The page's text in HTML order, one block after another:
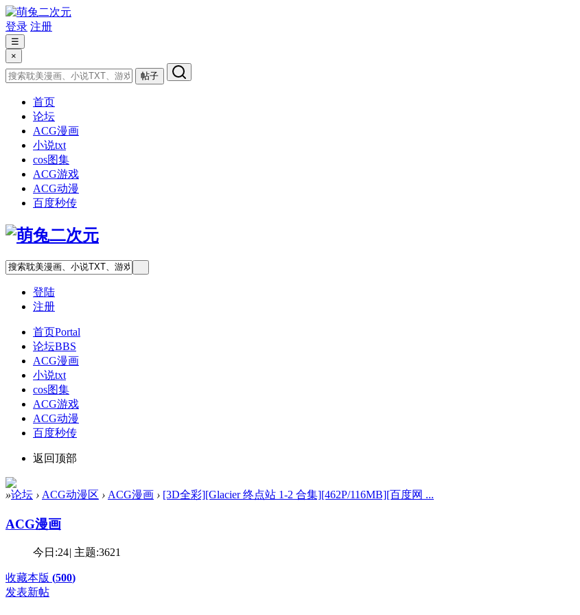
登录 注册
☰
×
帖子
首页
论坛
ACG漫画
小说txt
cos图集
ACG游戏
ACG动漫
百度秒传
登陆
注册
首页Portal
论坛BBS
ACG漫画
小说txt
cos图集
ACG游戏
ACG动漫
百度秒传
返回顶部
»论坛 › ACG动漫区 › ACG漫画 › [3D全彩][Glacier 终点站 1-2 合集][462P/116MB][百度网 ...
ACG漫画
今日:24| 主题:3621
收藏本版 (500)
发表新帖